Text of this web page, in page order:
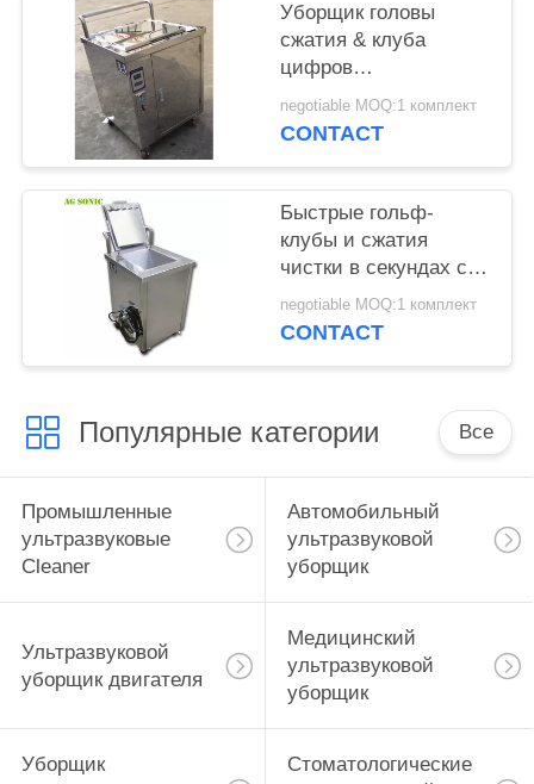
Уборщик головы
сжатия & клуба
цифров
ультразвуковой
компактный с ручкой
negotiable MOQ:1 комплект
CONTACT
Быстрые гольф-
клубы и сжатия
чистки в секундах с
ультраакустикой и
топлением 3мин
negotiable MOQ:1 комплект
CONTACT
Популярные категории Все
Промышленные
ультразвуковые
Cleaner
Автомобильный
ультразвуковой
уборщик
Ультразвуковой
уборщик двигателя
Медицинский
ультразвуковой
уборщик
Уборщик
Стоматологические